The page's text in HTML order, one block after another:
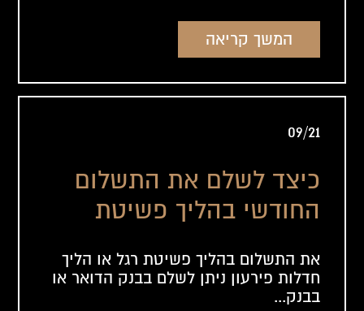
המשך קריאה
09/21
כיצד לשלם את התשלום
החודשי בהליך פשיטת
את התשלום בהליך פשיטת רגל או הליך
חדלות פירעון ניתן לשלם בבנק הדואר או
בבנק...